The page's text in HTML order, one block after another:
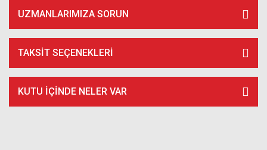
UZMANLARIMIZA SORUN
TAKSIT SEÇENEKLERI
KUTU İÇİNDE NELER VAR